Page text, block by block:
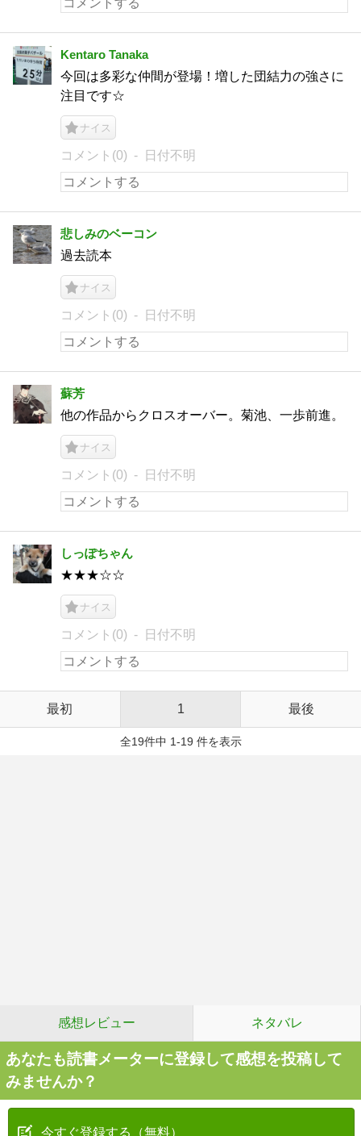
Kentaro Tanaka
今回は多彩な仲間が登場！増した団結力の強さに
注目です☆
ナイス
コメント(0) 日付不明
悲しみのベーコン
過去読本
ナイス
コメント(0) 日付不明
蘇芳
他の作品からクロスオーバー。菊池、一歩前進。
ナイス
コメント(0) 日付不明
しっぽちゃん
★★★☆☆
ナイス
コメント(0) 日付不明
最初 1 最後
全19件中 1-19 件を表示
感想レビュー ネタバレ
あなたも読書メーターに登録して感想を投稿して
みませんか？
今すぐ登録する（無料）